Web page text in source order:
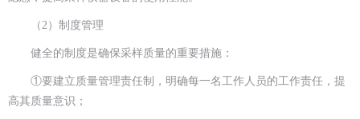
（2）制度管理
健全的制度是确保采样质量的重要措施：
①要建立质量管理责任制，明确每一名工作人员的工作责任，提
高其质量意识；